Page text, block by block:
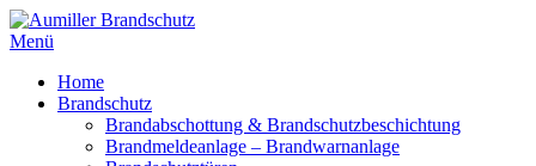
Menü
Home
Brandschutz
Brandabschottung & Brandschutzbeschichtung
Brandmeldeanlage – Brandwarnanlage